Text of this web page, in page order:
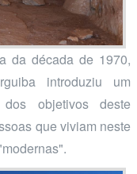
da década de 1970,
introduziu um
objetivos deste
que viviam neste